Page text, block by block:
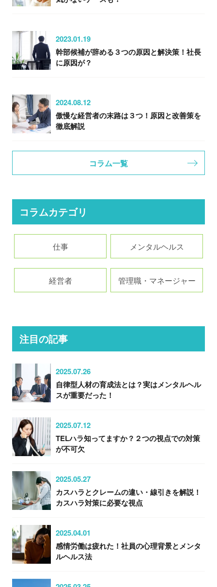
2023.01.19
幹部候補が辞める３つの原因と解決策！社長
に原因が？
2024.08.12
傲慢な経営者の末路は３つ！原因と改善策を
徹底解説
コラム一覧
コラムカテゴリ
仕事 メンタルヘルス
経営者 管理職・マネージャー
注目の記事
2025.07.26
自律型人材の育成法とは？実はメンタルヘル
スが重要だった！
2025.07.12
TELハラ知ってますか？２つの視点での対策
が不可欠
2025.05.27
カスハラとクレームの違い・線引きを解説！
カスハラ対策に必要な視点
2025.04.01
感情労働は疲れた！社員の心理背景とメンタ
ルヘルス法